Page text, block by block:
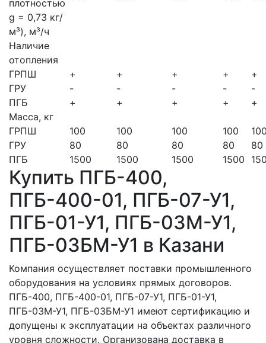
плотностью
g = 0,73 кг/
м³), м³/ч
Наличие
отопления
ГРПШ
+ + + +
+
ГРУ
- - - -
-
ПГБ
+ + + +
+
Масса, кг
ГРПШ
100 100 100 100
ГРУ
80 80 80 80
80
ПГБ
1500 1500 1500 1500
Купить ПГБ-400,
ПГБ-400-01, ПГБ-07-У1,
ПГБ-01-У1, ПГБ-03М-У1,
ПГБ-03БМ-У1 в Казани
Компания осуществляет поставки промышленного
оборудования на условиях прямых договоров.
ПГБ-400, ПГБ-400-01, ПГБ-07-У1, ПГБ-01-У1,
ПГБ-03М-У1, ПГБ-03БМ-У1 имеют сертификацию и
допущены к эксплуатации на объектах различного
уровня сложности. Организована доставка в